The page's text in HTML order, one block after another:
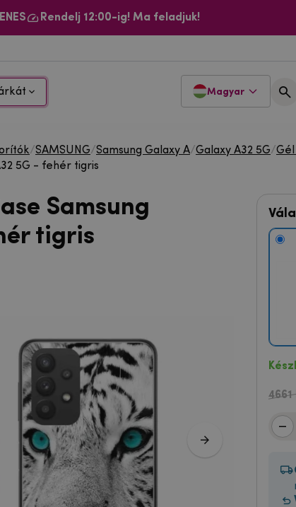
Rendelj 12:00-ig! Ma feladjuk!
Magyar
/SAMSUNG/Samsung Galaxy A/Galaxy A32 5G/Gél
5G - fehér tigris
Samsung
tigris
4661